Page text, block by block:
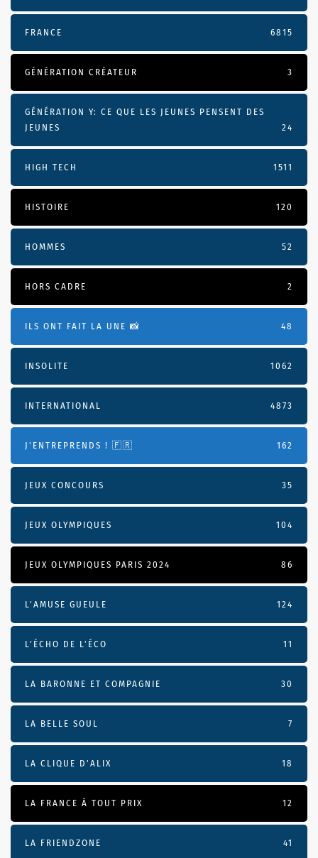
FRANCE 6815
GÉNÉRATION CRÉATEUR 3
GÉNÉRATION Y: CE QUE LES JEUNES PENSENT DES
JEUNES
24
HIGH TECH 1511
HISTOIRE 120
HOMMES 52
HORS CADRE 2
ILS ONT FAIT LA UNE 📸 48
INSOLITE 1062
INTERNATIONAL 4873
J'ENTREPRENDS ! 🇫🇷 162
JEUX CONCOURS 35
JEUX OLYMPIQUES 104
JEUX OLYMPIQUES PARIS 2024 86
L'AMUSE GUEULE 124
L’ÉCHO DE L’ÉCO 11
LA BARONNE ET COMPAGNIE 30
LA BELLE SOUL 7
LA CLIQUE D'ALIX 18
LA FRANCE À TOUT PRIX 12
LA FRIENDZONE 41